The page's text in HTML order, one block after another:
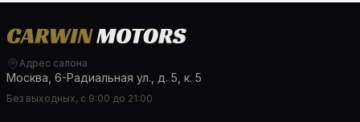
Адрес салона
Москва, 6-Радиальная ул., д. 5, к. 5
Без выходных, с 9:00 до 21:00